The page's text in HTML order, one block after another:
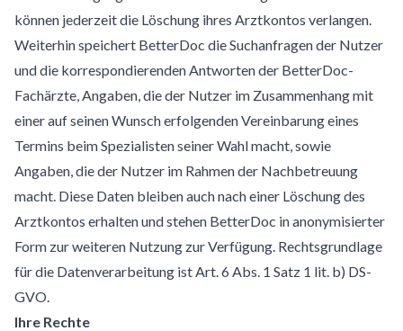
können jederzeit die Löschung ihres Arztkontos verlangen.
Weiterhin speichert BetterDoc die Suchanfragen der Nutzer
und die korrespondierenden Antworten der BetterDoc-
Fachärzte, Angaben, die der Nutzer im Zusammenhang mit
einer auf seinen Wunsch erfolgenden Vereinbarung eines
Termins beim Spezialisten seiner Wahl macht, sowie
Angaben, die der Nutzer im Rahmen der Nachbetreuung
macht. Diese Daten bleiben auch nach einer Löschung des
Arztkontos erhalten und stehen BetterDoc in anonymisierter
Form zur weiteren Nutzung zur Verfügung. Rechtsgrundlage
für die Datenverarbeitung ist Art. 6 Abs. 1 Satz 1 lit. b) DS-
GVO.
Ihre Rechte